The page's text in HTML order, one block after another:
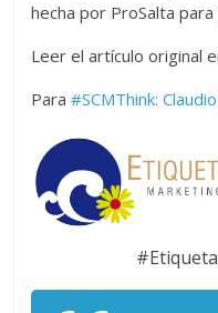
hecha por ProSalta
Leer el artículo original
Para#SCMThink: